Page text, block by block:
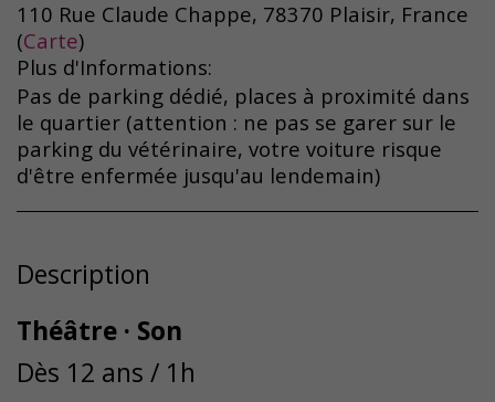
110 Rue Claude Chappe, 78370 Plaisir, France
(Carte)
Plus d'Informations:
Pas de parking dédié, places à proximité dans
le quartier (attention : ne pas se garer sur le
parking du vétérinaire, votre voiture risque
d'être enfermée jusqu'au lendemain)
Description
Théâtre · Son
Dès 12 ans / 1h